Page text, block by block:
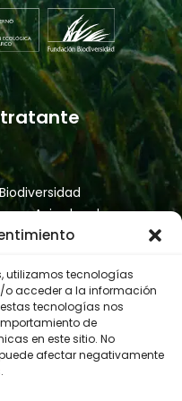
utilizamos tecnologías
acceder a la información
tecnologías nos
de
en este sitio. No
afectar negativamente
y
Aviso legal
de cookies